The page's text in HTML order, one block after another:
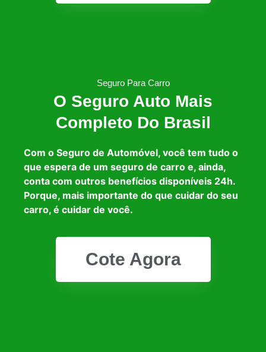
Seguro Para Carro
O Seguro Auto Mais
Completo Do Brasil
Com o Seguro de Automóvel, você tem tudo o
que espera de um seguro de carro e, ainda,
conta com outros benefícios disponíveis 24h.
Porque, mais importante do que cuidar do seu
carro, é cuidar de você.
Cote Agora